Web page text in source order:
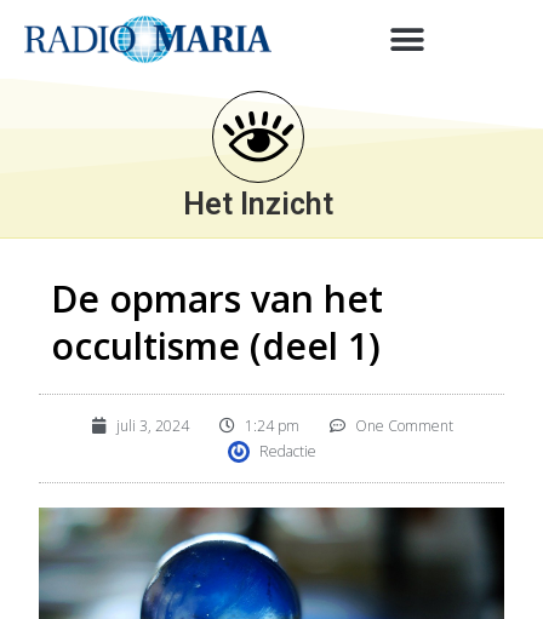
Het Inzicht
De opmars van het
occultisme (deel 1)
juli 3, 2024 1:24 pm
One Comment
Redactie